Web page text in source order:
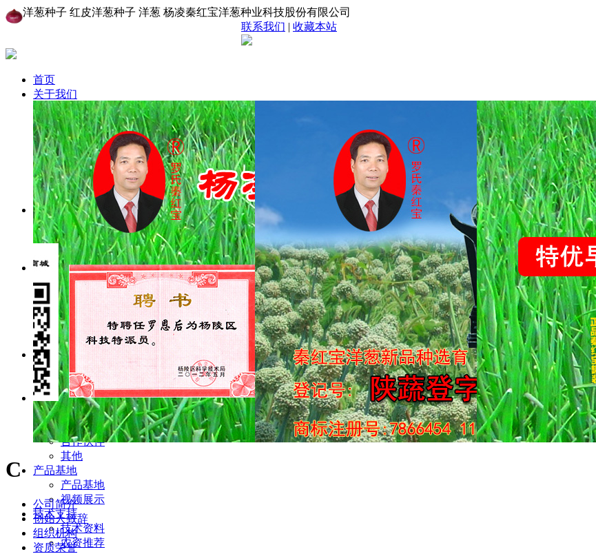
洋葱种子 红皮洋葱种子 洋葱 杨凌秦红宝洋葱种业科技股份有限公司
联系我们 | 收藏本站
首页
关于我们
公司简介
创始人致辞
组织机构
资质荣誉
销售网络
给我留言
联系我们
新闻中心
网站公告
新闻动态
图片新闻
产品中心
秦红宝洋葱品种
秦紫圣洋葱品种
对照洋葱品种
精选洋葱种子
洋葱种子包装
经营范围
主营业务
兼营业务
合作项目
秦红宝商城
项目展示
合作伙伴
其他
产品基地
产品基地
视频展示
技术支持
技术资料
农资推荐
C
公司简介
创始人致辞
组织机构
资质荣誉